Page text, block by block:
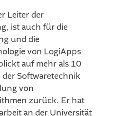
Leiter der
ist auch für die
und die
von LogiApps
auf mehr als 10
Softwaretechnik
von
zurück. Er hat
an der Universität